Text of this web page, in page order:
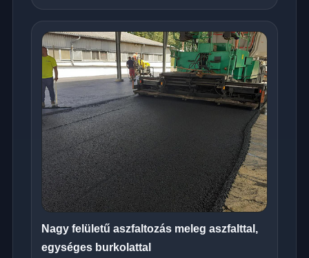
Nagy felületű aszfaltozás meleg aszfalttal,
egységes burkolattal